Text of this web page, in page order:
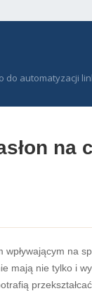
do automatyzacji
na
na
mają nie tylko i